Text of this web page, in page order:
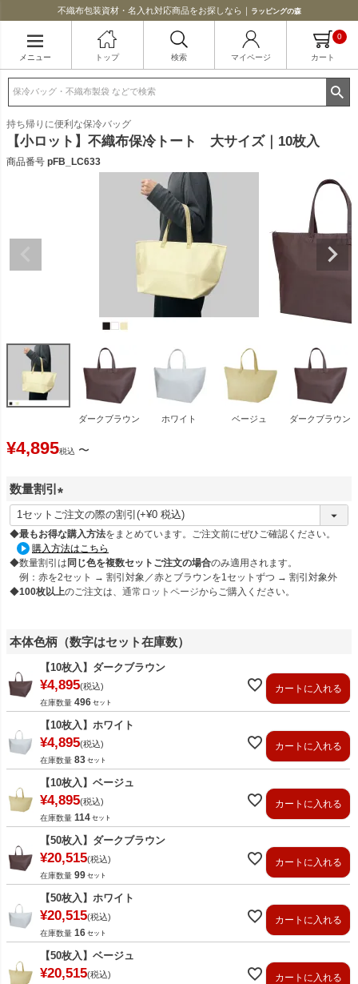
不織布包装資材・名入れ対応商品をお探しなら｜ ラッピングの森
メニュー トップ 検索 マイページ カート
0
持ち帰りに便利な保冷バッグ
【小ロット】不織布保冷トート 大サイズ｜10枚入
商品番号 pFB_LC633
ダークブラウン ホワイト ベージュ ダークブラウン
¥4,895税込 〜
数量割引
(
必
須
)
◆最もお得な購入方法をまとめています。ご注文前にぜひご確認ください。
購入方法はこちら
◆数量割引は同じ色を複数セットご注文の場合のみ適用されます。
例：赤を2セット → 割引対象／赤とブラウンを1セットずつ → 割引対象外
◆100枚以上のご注文は、 通常ロットページからご購入ください。
本体色柄（数字はセット在庫数）
【10枚入】ダークブラウン
¥4,895 税込
在庫数量 496
カートに入れる
【10枚入】ホワイト
¥4,895 税込
在庫数量 83
カートに入れる
【10枚入】ベージュ
¥4,895 税込
在庫数量 114
カートに入れる
【50枚入】ダークブラウン
¥20,515 税込
在庫数量 99
カートに入れる
【50枚入】ホワイト
¥20,515 税込
在庫数量 16
カートに入れる
【50枚入】ベージュ
¥20,515 税込 カートに入れる